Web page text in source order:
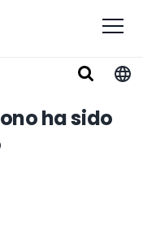
ha sido